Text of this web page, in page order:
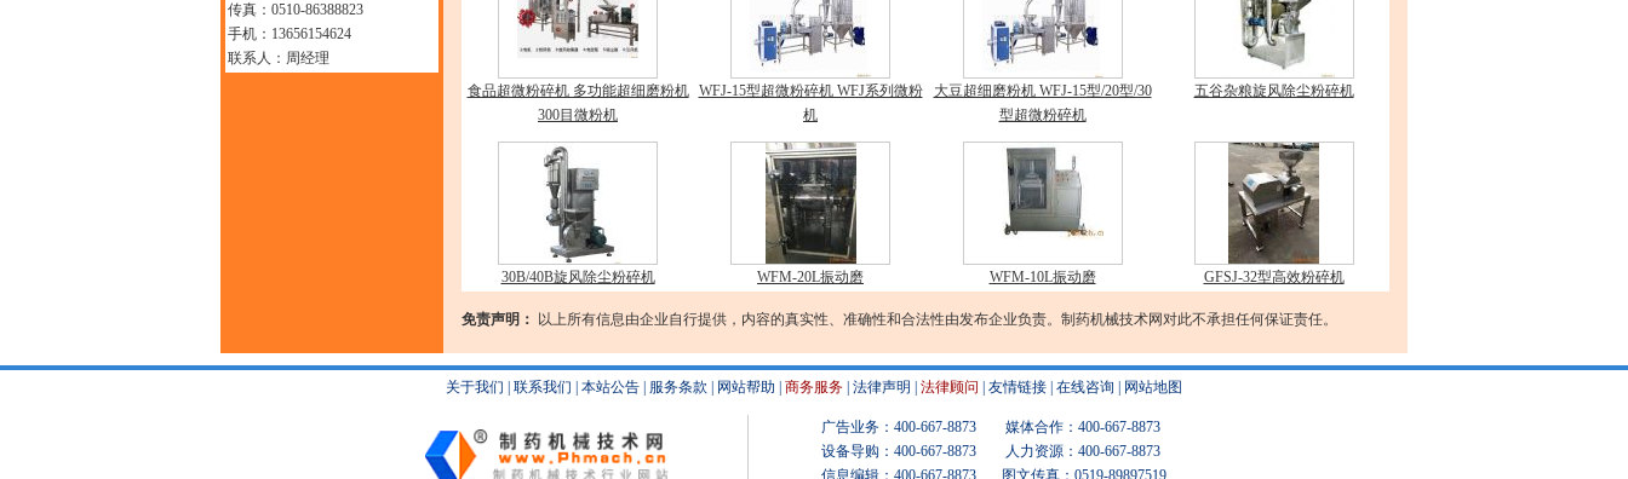
传真：0510-86388823
手机：13656154624
联系人：周经理
食品超微粉碎机 多功能超细磨粉机
300目微粉机
WFJ-15型超微粉碎机 WFJ系列微粉
机
大豆超细磨粉机 WFJ-15型/20型/30
型超微粉碎机
五谷杂粮旋风除尘粉碎机
30B/40B旋风除尘粉碎机 WFM-20L振动磨 WFM-10L振动磨 GFSJ-32型高效粉碎机
免责声明： 以上所有信息由企业自行提供，内容的真实性、准确性和合法性由发布企业负责。制药机械技术网对此不承担任何保证责任。
关于我们 联系我们 本站公告 服务条款 网站帮助 商务服务 法律声明 法律顾问 友情链接 在线咨询 网站地图
广告业务：400-667-8873 媒体合作：400-667-8873
设备导购：400-667-8873 人力资源：400-667-8873
信息编辑：400-667-8873 图文传真：0519-89897519